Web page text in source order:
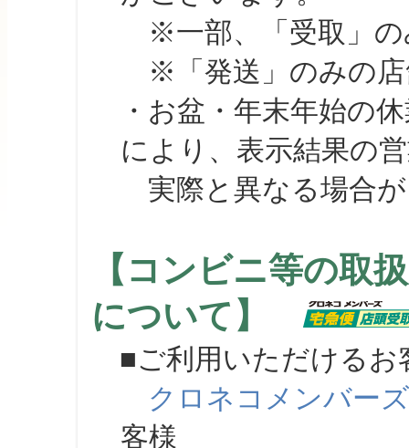
※一部、「受取」の
※「発送」のみの店
・お盆・年末年始の
により、表示結果の
実際と異なる場合が
【コンビニ等の取
について】
■ご利用いただけるお
クロネコメンバーズ
客様